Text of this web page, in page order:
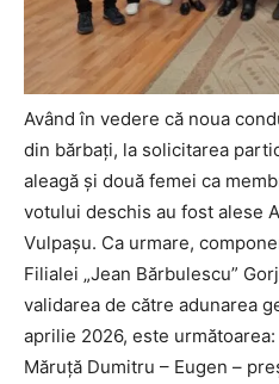
Având în vedere că noua
din bărbați, la solicitarea
aleagă și două femei ca
votului deschis au fost alese
Vulpașu. Ca urmare,
Filialei „Jean Bărbulescu”
validarea de către adunarea
aprilie 2026, este următoarea:
Măruță Dumitru – Eugen –